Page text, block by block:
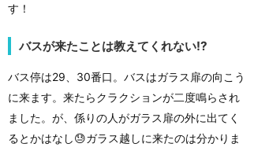
す！
バスが来たことは教えてくれない!?
バス停は29、30番口。バスはガラス扉の向こう
に来ます。来たらクラクションが二度鳴らされ
ました。が、係りの人がガラス扉の外に出てく
るとかはなし😓ガラス越しに来たのは分かりま